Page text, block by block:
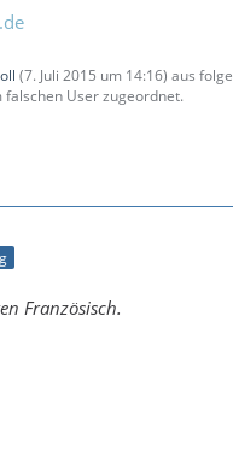
(7. Juli 2015 um 14:16) aus
User zugeordnet.
Französisch.